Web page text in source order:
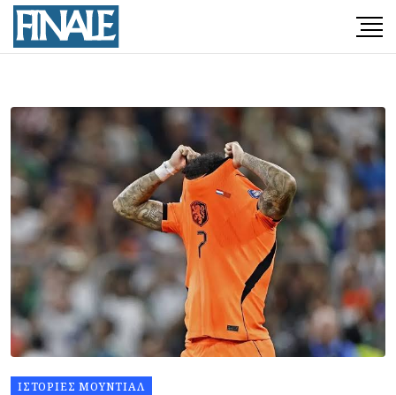
ΙΣΤΟΡΊΕΣ ΜΟΥΝΤΙΆΛ